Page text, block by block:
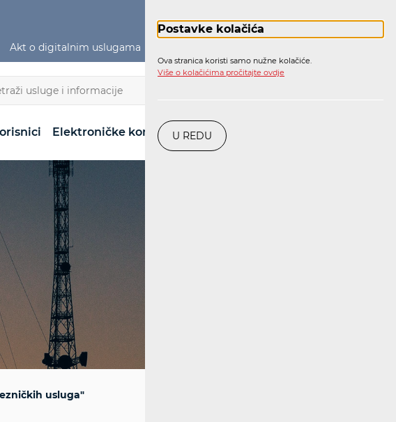
Postavke kolačića
Ova stranica koristi samo nužne kolačiće.
Više o kolačićima pročitajte ovdje
U REDU
Akt o digitalnim uslugama
Elektroničke komunikacije Pošta
usluga"